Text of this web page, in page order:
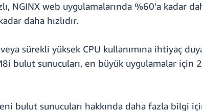
NGINX web uygulamalarında %60'a kadar
daha hızlıdır.
sürekli yüksek CPU kullanımına ihtiyaç
bulut sunucuları, en büyük uygulamalar için
bulut sunucuları hakkında daha fazla bilgi